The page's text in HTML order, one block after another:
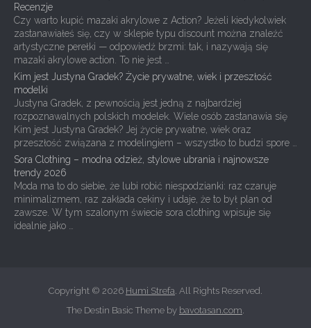
Recenzje
Czy warto kupić mazaki akrylowe z Action? Jeżeli kiedykolwiek
zastanawiałeś się, czy w sklepie typu discount można znaleźć
artystyczne perełki — odpowiedź brzmi: tak, i nazywają się
mazaki akrylowe action. To nie jest …
Kim jest Justyna Gradek? Życie prywatne, wiek i przeszłość
modelki
Justyna Gradek, z pewnością jest jedną z najbardziej
rozpoznawalnych polskich modelek. Wiele osób zastanawia się
Kim jest Justyna Gradek? Jej życie prywatne, wiek oraz
przeszłość związana z modelingiem – wszystko to budzi spore …
Sora Clothing – modna odzież, stylowe ubrania i najnowsze
trendy 2026
Moda ma to do siebie, że lubi robić niespodzianki: raz czaruje
minimalizmem, raz zakłada cekiny i udaje, że to był plan od
zawsze. W tym szalonym świecie sora clothing wpisuje się
idealnie jako …
Copyright © 2026 Humi Strefa. All Rights Reserved.
The Destin Basic Theme by bavotasan.com.